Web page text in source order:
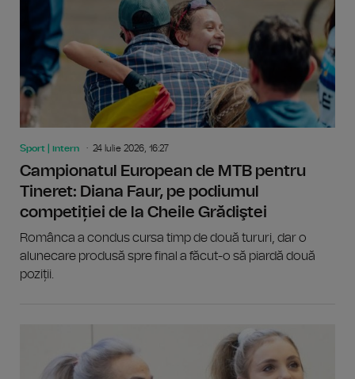
Sport | intern 24 Iulie 2026, 16:27
Campionatul European de MTB pentru
Tineret: Diana Faur, pe podiumul
competiției de la Cheile Grădiştei
Românca a condus cursa timp de două tururi, dar o
alunecare produsă spre final a făcut-o să piardă două
poziții.